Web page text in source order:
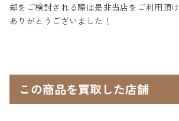
却をご検討される際は是非当店をご利用頂
ありがとうございました！
この商品を買取した店舗